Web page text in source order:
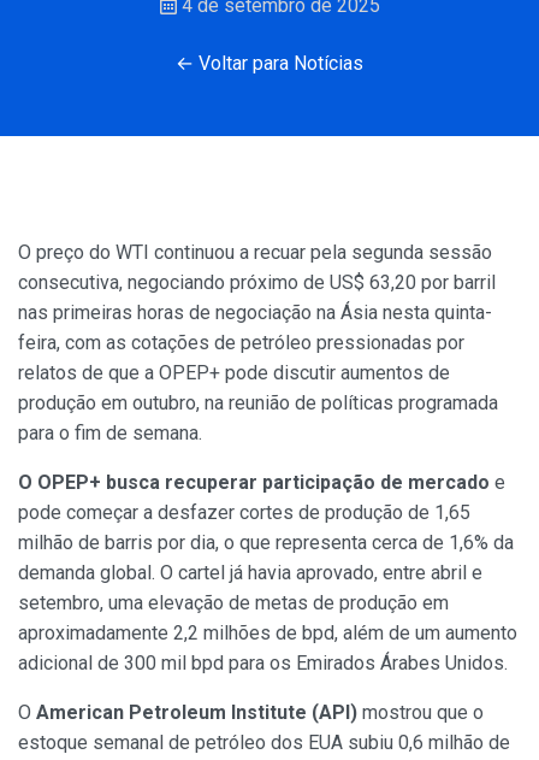
4 de setembro de 2025
← Voltar para Notícias
O preço do WTI continuou a recuar pela segunda sessão
consecutiva, negociando próximo de US$ 63,20 por barril
nas primeiras horas de negociação na Ásia nesta quinta-
feira, com as cotações de petróleo pressionadas por
relatos de que a OPEP+ pode discutir aumentos de
produção em outubro, na reunião de políticas programada
para o fim de semana.
O OPEP+ busca recuperar participação de mercado e
pode começar a desfazer cortes de produção de 1,65
milhão de barris por dia, o que representa cerca de 1,6% da
demanda global. O cartel já havia aprovado, entre abril e
setembro, uma elevação de metas de produção em
aproximadamente 2,2 milhões de bpd, além de um aumento
adicional de 300 mil bpd para os Emirados Árabes Unidos.
O American Petroleum Institute (API) mostrou que o
estoque semanal de petróleo dos EUA subiu 0,6 milhão de